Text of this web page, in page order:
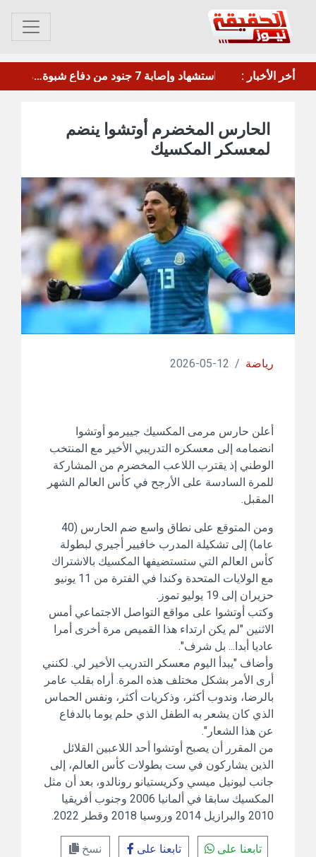
أخر الأخبار : ترامب: أمريكا تحتاج لتعزيز ترسانتها بعد استنزافها بالحرب ضد إيران
الحارس المخضرم أوتشوا ينضم
لمعسكر المكسيك
رياضة /
12-05-2026
أعلن حارس مرمى المكسيك جييرمو أوتشوا
انضمامه إلى معسكره التدريبي الأخير مع المنتخب
الوطني إذ يقترب اللاعب المخضرم من المشاركة
للمرة السادسة على الأرجح في كأس العالم الشهر
المقبل.
ومن المتوقع على نطاق واسع ضم الحارس (40
عاما) إلى تشكيلة المدرب خافيير أجيري لبطولة
كأس العالم التي ستستضيفها المكسيك بالاشتراك
مع الولايات المتحدة وكندا في الفترة من 11 يونيو
حزيران إلى 19 يوليو تموز.
وكتب أوتشوا على مواقع التواصل الاجتماعي ‌أمس
الاثنين "لم يكن ارتداء ‌هذا القميص مرة أخرى أمرا
عاديا ‌أبدا... ⁠بل شرف".
وأضاف "يبدأ اليوم ⁠معسكر التدريب الأخير لي. لكنني
أرى الأمر بشكل مختلف هذه المرة. أراه بقلب عامر
بالرضا، وندوب أكثر، وذكريات أكثر، ونفس الحماس
الذي كان يشعر به الطفل الذي حلم يوما بالدفاع
عن هذا الشعار".
من المقرر أن يصبح أوتشوا أحد اللاعبين القلائل
الذين يشاركون في ست بطولات كأس ⁠العالم، إلى
جانب ليونيل ميسي وكريستيانو رونالدو، ‌بعد أن مثل
المكسيك ‌سابقا في ألمانيا 2006 وجنوب أفريقيا
2010 والبرازيل 2014 وروسيا 2018 ‌وقطر 2022.
تابعنا على تابعنا على
نسخ